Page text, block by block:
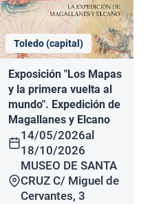
Toledo (capital)
Exposición "Los Mapas
y la primera vuelta al
mundo". Expedición de
Magallanes y Elcano
14/05/2026al
18/10/2026
MUSEO DE SANTA
CRUZ C/ Miguel de
Cervantes, 3